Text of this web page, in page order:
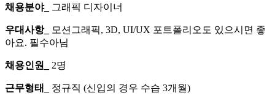
채용분야_ 그래픽 디자이너
우대사항_
모션그래픽, 3D, UI/UX 포트폴리오도 있으시면 좋
아요. 필수아님
채용인원_ 2명
근무형태_ 정규직 (신입의 경우 수습 3개월)